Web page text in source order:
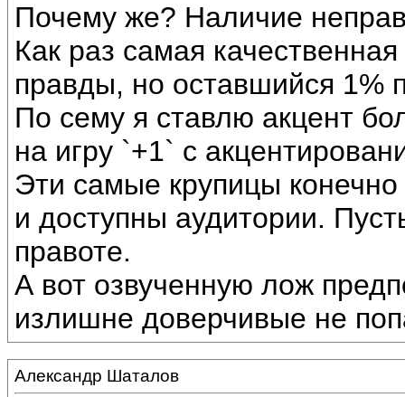
Почему же? Наличие
Как раз самая
правды, но оставшийся 1%
По сему я ставлю акцент
на игру `+1` с
Эти самые крупицы
и доступны аудитории.
правоте.
А вот озвученную лож
излишне доверчивые не
Александр Шаталов